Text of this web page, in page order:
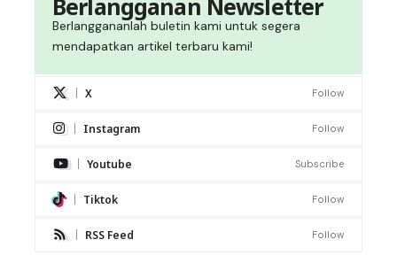
Berlangganan Newsletter
Berlanggananlah buletin kami untuk segera
mendapatkan artikel terbaru kami!
X Follow
Instagram Follow
Youtube Subscribe
Tiktok Follow
RSS Feed Follow